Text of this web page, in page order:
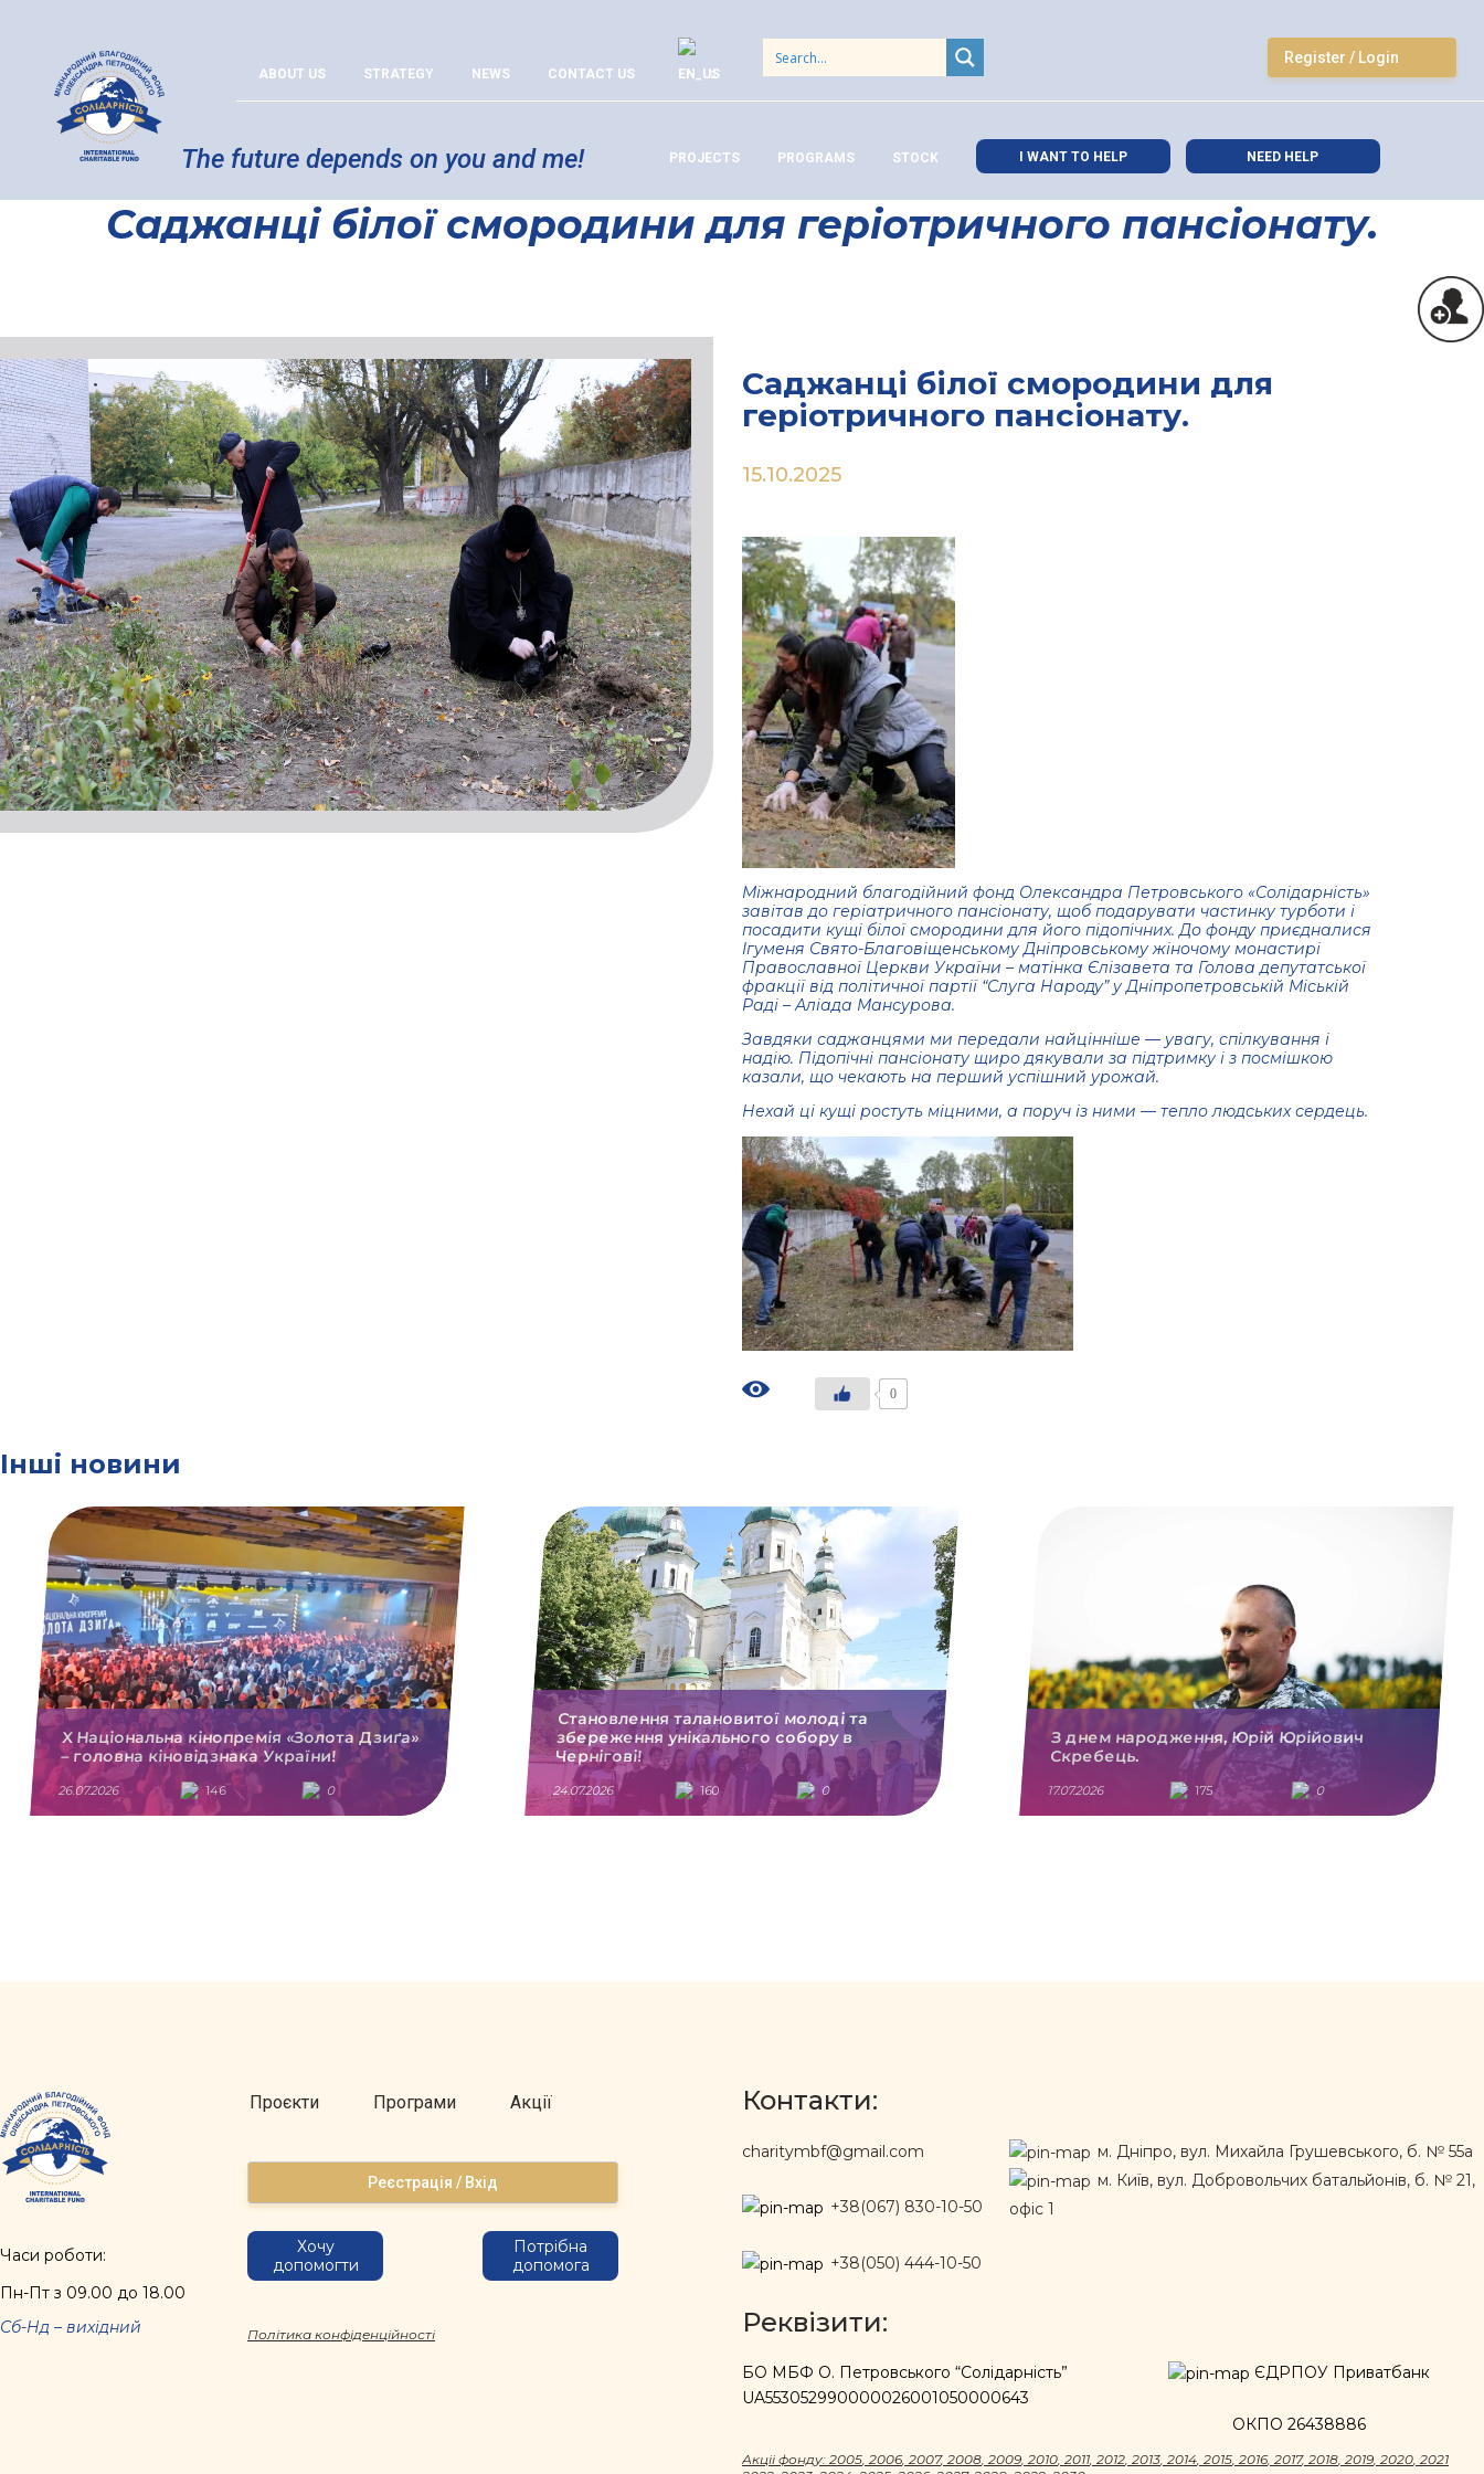
ABOUT US STRATEGY NEWS CONTACT US
Register / Login
The future depends on you and me! PROJECTS PROGRAMS STOCK I WANT TO HELP NEED HELP
Саджанці білої смородини для геріотричного пансіонату.
Саджанці білої смородини для
геріотричного пансіонату.
15.10.2025
Міжнародний благодійний фонд Олександра Петровського «Солідарність»
завітав до геріатричного пансіонату, щоб подарувати частинку турботи і
посадити кущі білої смородини для його підопічних. До фонду приєдналися
Ігуменя Свято-Благовіщенському Дніпровському жіночому монастирі
Православної Церкви України – матінка Єлізавета та Голова депутатської
фракції від політичної партії “Слуга Народу” у Дніпропетровській Міській
Раді – Аліада Мансурова.
Завдяки саджанцями ми передали найцінніше — увагу, спілкування і
надію. Підопічні пансіонату щиро дякували за підтримку і з посмішкою
казали, що чекають на перший успішний урожай.
Нехай ці кущі ростуть міцними, а поруч із ними — тепло людських сердець.
0
Інші новини
X Національна кінопремія «Золота Дзиґа»
– головна кіновідзнака України!
26.07.2026 146 0
Становлення талановитої молоді та
збереження унікального собору в
Чернігові!
24.07.2026 160 0
З днем народження, Юрій Юрійович
Скребець.
17.07.2026 175 0
Часи роботи:
Пн-Пт з 09.00 до 18.00
Сб-Нд – вихідний
Проєкти Програми Акції
Реєстрація / Вхід
Хочу
допомогти
Потрібна
допомога
Політика конфіденційності
Контакти:
charitymbf@gmail.com
+38(067) 830-10-50
+38(050) 444-10-50
м. Дніпро, вул. Михайла Грушевського, б. № 55а
м. Київ, вул. Добровольчих батальйонів, б. № 21,
офіс 1
Реквізити:
БО МБФ О. Петровського “Солідарність”
UA553052990000026001050000643
ЄДРПОУ Приватбанк
ОКПО 26438886
Акцii фонду: 2005 2006, 2007, 2008 2009 2010 2011 2012 2013 2014 2015 2016, 2017, 2018 2019 2020 2021